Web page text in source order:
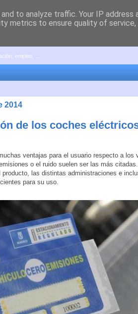
empleo, ...
2014
de los coches
ventajas para el usuario respecto a los
o el ruido suelen ser las más
las distintas administraciones e
para su uso.
to analyze traffic. Your IP address
metrics to ensure quality of service,